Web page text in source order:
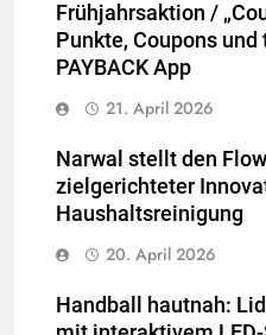
Frühjahrsaktion /
Punkte, Coupons
PAYBACK App
21. April 2026
Narwal stellt den
zielgerichteter
Haushaltsreinigung
20. April 2026
Handball hautnah: